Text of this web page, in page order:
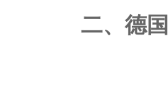
二、 德